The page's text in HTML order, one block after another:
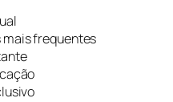
frequentes